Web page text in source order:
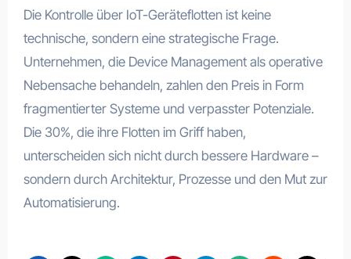
Die Kontrolle über IoT-Geräteflotten ist keine
technische, sondern eine strategische Frage.
Unternehmen, die Device Management als operative
Nebensache behandeln, zahlen den Preis in Form
fragmentierter Systeme und verpasster Potenziale.
Die 30%, die ihre Flotten im Griff haben,
unterscheiden sich nicht durch bessere Hardware –
sondern durch Architektur, Prozesse und den Mut zur
Automatisierung.